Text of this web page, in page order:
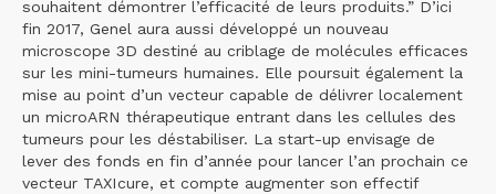
souhaitent démontrer l’efficacité de leurs produits.” D’ici
fin 2017, Genel aura aussi développé un nouveau
microscope 3D destiné au criblage de molécules efficaces
sur les mini-tumeurs humaines. Elle poursuit également la
mise au point d’un vecteur capable de délivrer localement
un microARN thérapeutique entrant dans les cellules des
tumeurs pour les déstabiliser. La start-up envisage de
lever des fonds en fin d’année pour lancer l’an prochain ce
vecteur TAXIcure, et compte augmenter son effectif